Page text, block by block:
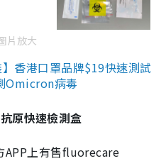
片放大
香港口罩品牌$19快速測試
Omicron病毒
原快速檢測盒
APP上有售fluorecare